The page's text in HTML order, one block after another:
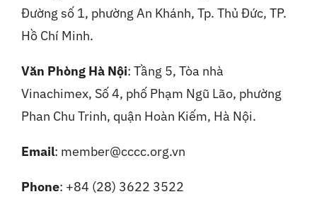
Đường số 1, phường An Khánh, Tp. Thủ Đức, TP.
Hồ Chí Minh.
Văn Phòng Hà Nội: Tầng 5, Tòa nhà
Vinachimex, Số 4, phố Phạm Ngũ Lão, phường
Phan Chu Trinh, quận Hoàn Kiếm, Hà Nội.
Email: member@cccc.org.vn
Phone: +84 (28) 3622 3522